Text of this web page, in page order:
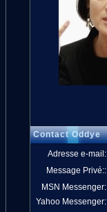
Contact Oddye
Adresse e-mail:
Message Privé::
MSN Messenger:
Yahoo Messenger: